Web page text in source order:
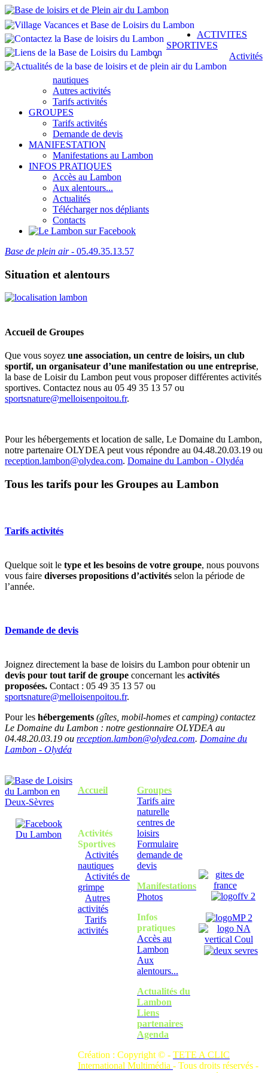
ACTIVITES
SPORTIVES
Activités
nautiques
Autres activités
Tarifs activités
GROUPES
Tarifs activités
Demande de devis
MANIFESTATION
Manifestations au Lambon
INFOS PRATIQUES
Accès au Lambon
Aux alentours...
Actualités
Télécharger nos dépliants
Contacts
Base de plein air- 05.49.35.13.57
Situation et alentours
Accueil de Groupes
Que vous soyez une association, un centre de loisirs, un club
sportif, un organisateur d’une manifestation ou une entreprise,
la base de Loisir du Lambon peut vous proposer différentes activités
sportives. Contactez nous au 05 49 35 13 57 ou
sportsnature@melloisenpoitou.fr.
Pour les hébergements et location de salle, Le Domaine du Lambon,
notre partenaire OLYDEA peut vous répondre au 04.48.20.03.19 ou
reception.lambon@olydea.com. Domaine du Lambon - Olydéa
Tous les tarifs pour les Groupes au Lambon
Tarifs activités
Quelque soit le type et les besoins de votre groupe, nous pouvons
vous faire diverses propositions d’activités selon la période de
l’année.
Demande de devis
Joignez directement la base de loisirs du Lambon pour obtenir un
devis pour tout tarif de groupe concernant les activités
proposées. Contact : 05 49 35 13 57 ou
sportsnature@melloisenpoitou.fr.
Pour les hébergements (gîtes, mobil-homes et camping) contactez
Le Domaine du Lambon : notre gestionnaire OLYDEA au
04.48.20.03.19 ou reception.lambon@olydea.com. Domaine du
Lambon - Olydéa
Accueil
Activités
Sportives
Activités
nautiques
Activités de
grimpe
Autres
activités
Tarifs
activités
Groupes
Tarifs aire
naturelle
centres de
loisirs
Formulaire
demande de
devis
Manifestations
Photos
Infos
pratiques
Accès au
Lambon
Aux
alentours...
Actualités du
Lambon
Liens
partenaires
Agenda
Création : Copyright © - TETE A CLIC
International Multimédia - Tous droits réservés -